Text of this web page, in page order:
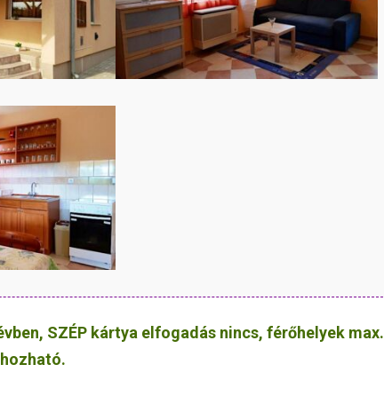
SZÉP kártya elfogadás nincs, férőhelyek max.